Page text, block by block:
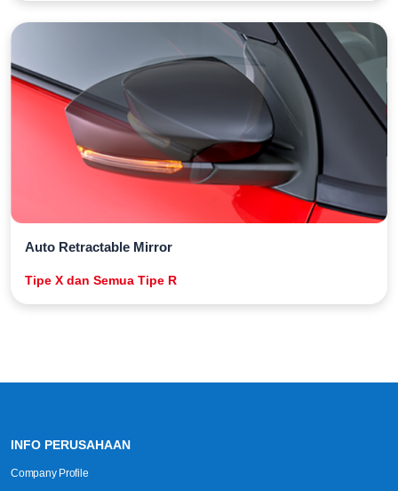
Auto Retractable Mirror
Tipe X dan Semua Tipe R
INFO PERUSAHAAN
Company Profile